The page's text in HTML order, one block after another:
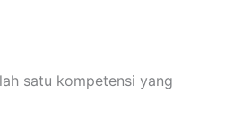
satu kompetensi yang